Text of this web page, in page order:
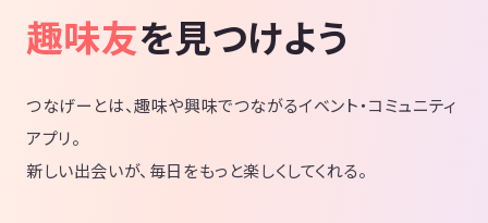
趣味友を見つけよう
つなげーとは、趣味や興味でつながるイベント・コミュニティ
アプリ。
新しい出会いが、毎日をもっと楽しくしてくれる。